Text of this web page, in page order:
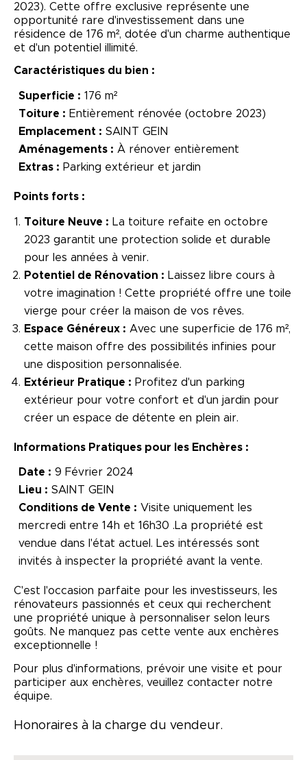
2023). Cette offre exclusive représente une
opportunité rare d'investissement dans une
résidence de 176 m², dotée d'un charme authentique
et d'un potentiel illimité.
Caractéristiques du bien :
Superficie : 176 m²
Toiture : Entièrement rénovée (octobre 2023)
Emplacement : SAINT GEIN
Aménagements : À rénover entièrement
Extras : Parking extérieur et jardin
Points forts :
Toiture Neuve : La toiture refaite en octobre
2023 garantit une protection solide et durable
pour les années à venir.
Potentiel de Rénovation : Laissez libre cours à
votre imagination ! Cette propriété offre une toile
vierge pour créer la maison de vos rêves.
Espace Généreux : Avec une superficie de 176 m²,
cette maison offre des possibilités infinies pour
une disposition personnalisée.
Extérieur Pratique : Profitez d'un parking
extérieur pour votre confort et d'un jardin pour
créer un espace de détente en plein air.
Informations Pratiques pour les Enchères :
Date : 9 Février 2024
Lieu : SAINT GEIN
Conditions de Vente : Visite uniquement les
mercredi entre 14h et 16h30 .La propriété est
vendue dans l'état actuel. Les intéressés sont
invités à inspecter la propriété avant la vente.
C'est l'occasion parfaite pour les investisseurs, les
rénovateurs passionnés et ceux qui recherchent
une propriété unique à personnaliser selon leurs
goûts. Ne manquez pas cette vente aux enchères
exceptionnelle !
Pour plus d'informations, prévoir une visite et pour
participer aux enchères, veuillez contacter notre
équipe.
Honoraires à la charge du vendeur.